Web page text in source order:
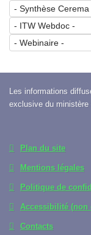
Les informations
exclusive du ministère
Plan du site
Mentions légales
Politique de
Accessibilité (non
Contacts